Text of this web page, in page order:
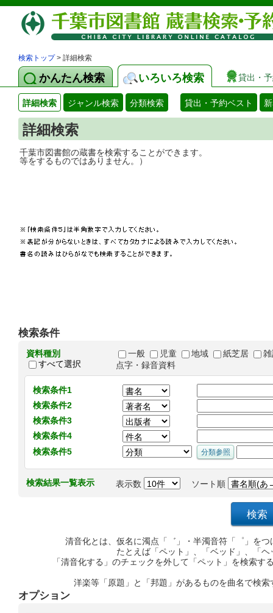
検索トップ> 詳細検索
かんたん検索 いろいろ検索 貸出・
詳細検索 ジャンル検索 分類検索 貸出・予約ベスト
詳細検索
千葉市図書館の蔵書を検索することがで
等をするものではありません。）
検索条件
資料種別
すべて選択
一般 児童 地域 紙芝居
点字・録音資料
検索条件1
検索条件2
検索条件3
検索条件4
検索条件5
検索結果一覧表示 表示数 ソート順
清音化とは、仮名に濁点「゛」・半濁音符「゜」を
たとえば「ペット」、「ベッド」、「
「清音化する」のチェックを外して「ペット」を検索
洋楽等「原題」と「邦題」があるものを曲名で検
オプション